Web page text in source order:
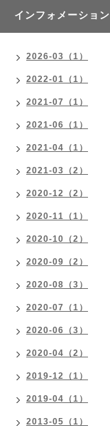
インフォメーション
2026-03（1）
2022-01（1）
2021-07（1）
2021-06（1）
2021-04（1）
2021-03（2）
2020-12（2）
2020-11（1）
2020-10（2）
2020-09（2）
2020-08（3）
2020-07（1）
2020-06（3）
2020-04（2）
2019-12（1）
2019-04（1）
2013-05（1）